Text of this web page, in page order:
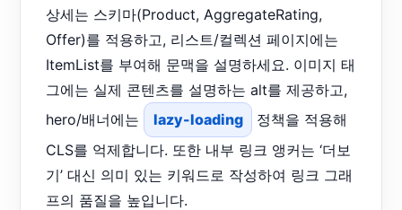
상세는 스키마(Product, AggregateRating,
Offer)를 적용하고, 리스트/컬렉션 페이지에는
ItemList를 부여해 문맥을 설명하세요. 이미지 태
그에는 실제 콘텐츠를 설명하는 alt를 제공하고,
hero/배너에는
lazy-loading
정책을 적용해
CLS를 억제합니다. 또한 내부 링크 앵커는 ‘더보
기’ 대신 의미 있는 키워드로 작성하여 링크 그래
프의 품질을 높입니다.